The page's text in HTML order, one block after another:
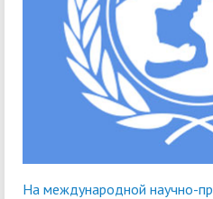
На международной научно-